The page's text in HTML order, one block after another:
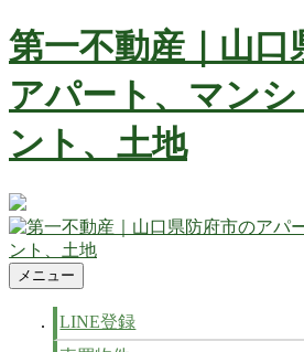
コ
ン
テ
ン
ツ
へ
キ
ッ
プ
第一不動産｜山口
アパート、マン
ント、土地
防府市の不動産 賃貸、マンション、
不動産の事ならお任せ下さい
第一不動産｜山口県防府市のアパー
ト、土地
防府市の不動産 賃貸、マンション、
不動産の事ならお任せ下さい
メニュー
LINE登録